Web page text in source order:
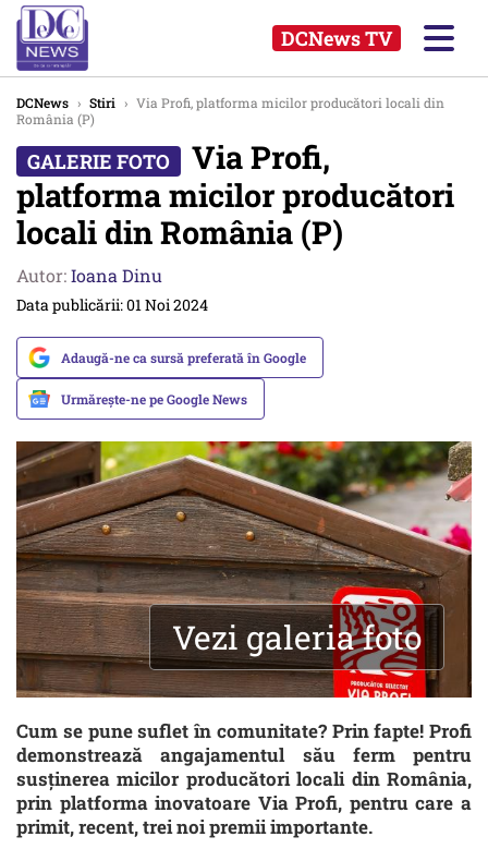
DCNews TV
DCNews › Stiri › Via Profi, platforma micilor producători locali din
România (P)
Via Profi,
platforma micilor producători
locali din România (P)
Autor:Ioana Dinu
Data publicării: 01 Noi 2024
Adaugă-ne ca sursă preferată în Google
Urmărește-ne pe Google News
Vezi galeria foto
Cum se pune suflet în comunitate? Prin fapte! Profi
demonstrează angajamentul său ferm pentru
susținerea micilor producători locali din România,
prin platforma inovatoare Via Profi, pentru care a
primit, recent, trei noi premii importante.